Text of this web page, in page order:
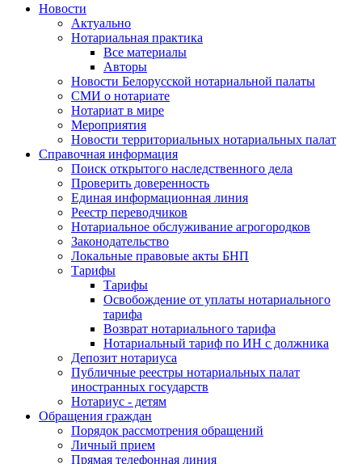
Новости
Актуально
Нотариальная практика
Все материалы
Авторы
Новости Белорусской нотариальной палаты
СМИ о нотариате
Нотариат в мире
Мероприятия
Новости территориальных нотариальных палат
Справочная информация
Поиск открытого наследственного дела
Проверить доверенность
Единая информационная линия
Реестр переводчиков
Нотариальное обслуживание агрогородков
Законодательство
Локальные правовые акты БНП
Тарифы
Тарифы
Освобождение от уплаты нотариального
тарифа
Возврат нотариального тарифа
Нотариальный тариф по ИН с должника
Депозит нотариуса
Публичные реестры нотариальных палат
иностранных государств
Нотариус - детям
Обращения граждан
Порядок рассмотрения обращений
Личный прием
Прямая телефонная линия